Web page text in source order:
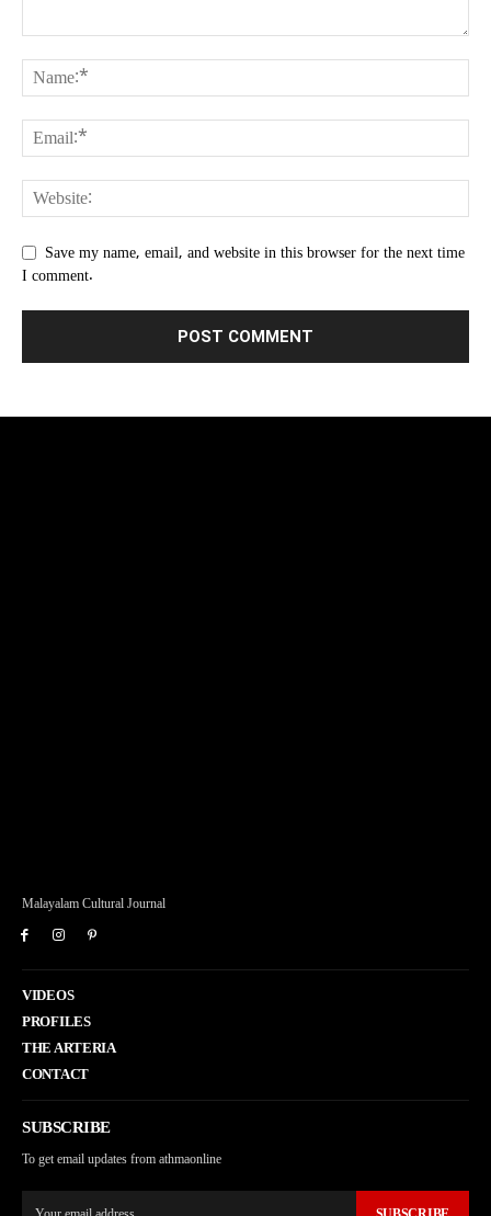
Save my name, email, and website in this browser for the next time
I comment.
Malayalam Cultural Journal
VIDEOS
PROFILES
THE ARTERIA
CONTACT
SUBSCRIBE
To get email updates from athmaonline